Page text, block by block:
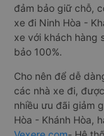
đảm bảo giữ chỗ,
xe đi Ninh Hòa -
xe với khách hàng
bảo 100%.
Cho nên để dễ
các nhà xe đi,
nhiều ưu đãi giảm
Hòa - Khánh Hòa,